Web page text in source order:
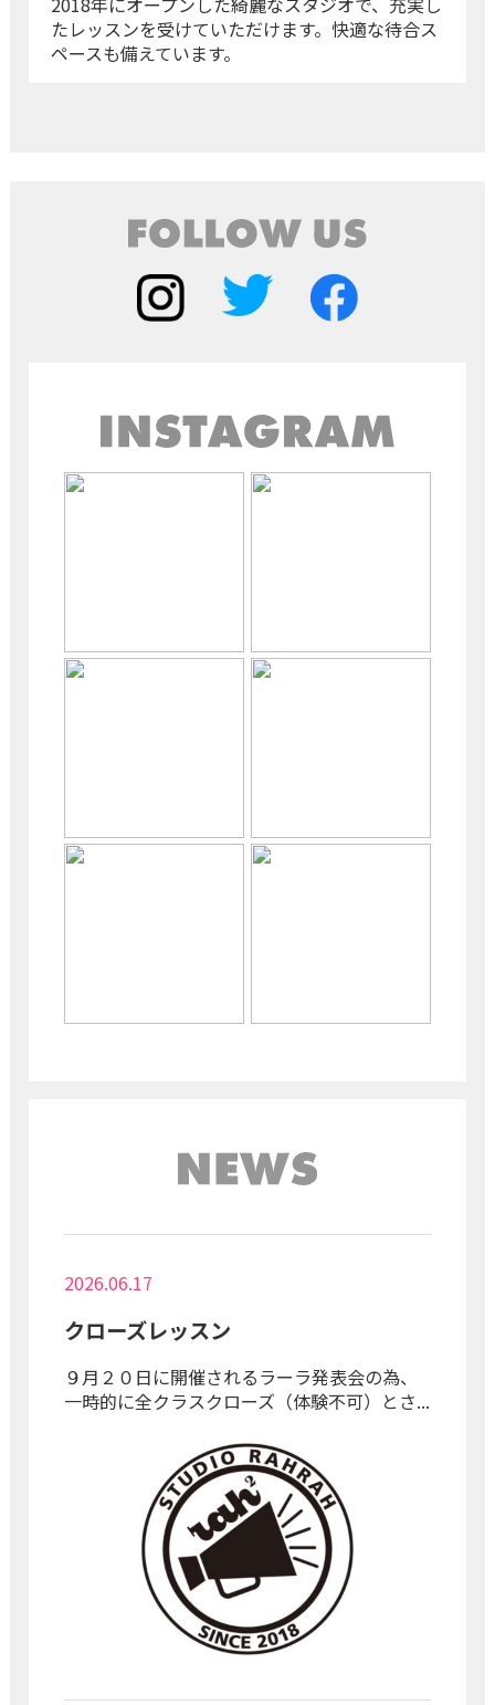
たレッスンを受けていただけます。快適な待合ス
ペースも備えています。
2026.06.17
クローズレッスン
９月２０日に開催されるラーラ発表会の為、
一時的に全クラスクローズ（体験不可）とさ...